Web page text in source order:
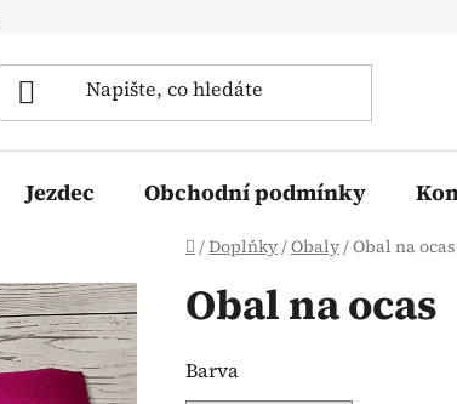
Jezdec Obchodní podmínky
Domů
/Doplňky/Obaly/Obal na ocas
Obal na ocas
Barva